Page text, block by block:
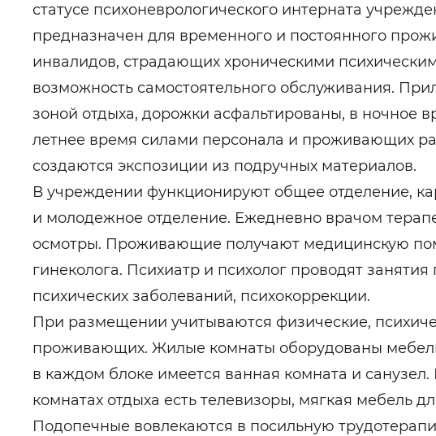
статусе психоневрологического интерната
предназначен для временного и постоянного
инвалидов, страдающих хроническими
возможность самостоятельного обслуживания.
зоной отдыха, дорожки асфальтированы, в ночное
летнее время силами персонала и проживающих
создаются экспозиции из подручных материалов.
В учреждении функционируют общее отделение,
и молодежное отделение. Ежедневно врачом
осмотры. Проживающие получают медицинскую
гинеколога. Психиатр и психолог проводят
психических заболеваний, психокоррекции.
При размещении учитываются физические,
проживающих. Жилые комнаты оборудованы
в каждом блоке имеется ванная комната и
комнатах отдыха есть телевизоры, мягкая мебель
Подопечные вовлекаются в посильную